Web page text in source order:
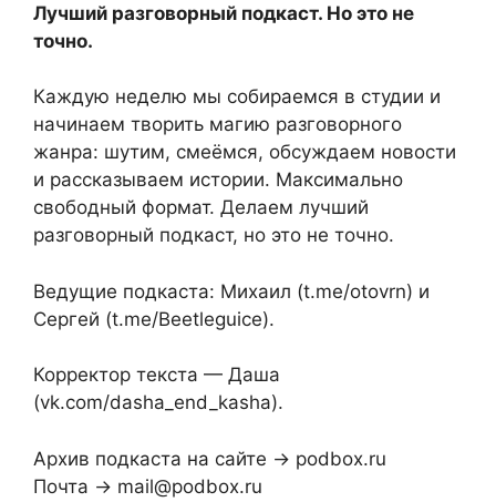
Лучший разговорный подкаст. Но это не
точно.
Каждую неделю мы собираемся в студии и
начинаем творить магию разговорного
жанра: шутим, смеёмся, обсуждаем новости
и рассказываем истории. Максимально
свободный формат. Делаем лучший
разговорный подкаст, но это не точно.
Ведущие подкаста: Михаил (t.me/otovrn) и
Сергей (t.me/Beetleguice).
Корректор текста — Даша
(vk.com/dasha_end_kasha).
Архив подкаста на сайте → podbox.ru
Почта → mail@podbox.ru